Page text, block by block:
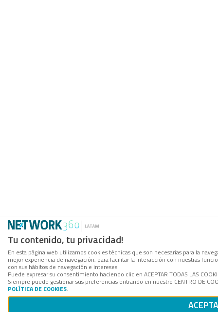
Tu contenido, tu privacidad!
En esta página web utilizamos cookies técnicas que son necesarias para la
mejor experiencia de navegación, para facilitar la interacción con nuestras
con sus hábitos de navegación e intereses.
Puede expresar su consentimiento haciendo clic en ACEPTAR TODAS LAS
Siempre puede gestionar sus preferencias entrando en nuestro CENTRO DE
POLÍTICA DE COOKIES.